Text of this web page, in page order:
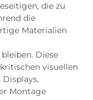
die zu
die
Materialien
Diese
visuellen
Montage